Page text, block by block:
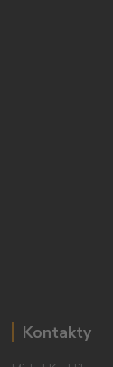
Kontakty